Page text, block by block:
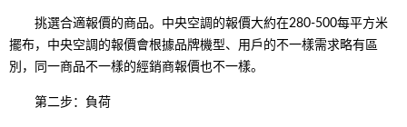
挑選合適報價的商品。中央空調的報價大約在280-500每平方米
擺布，中央空調的報價會根據品牌機型、用戶的不一樣需求略有區
別，同一商品不一樣的經銷商報價也不一樣。
第二步：負荷